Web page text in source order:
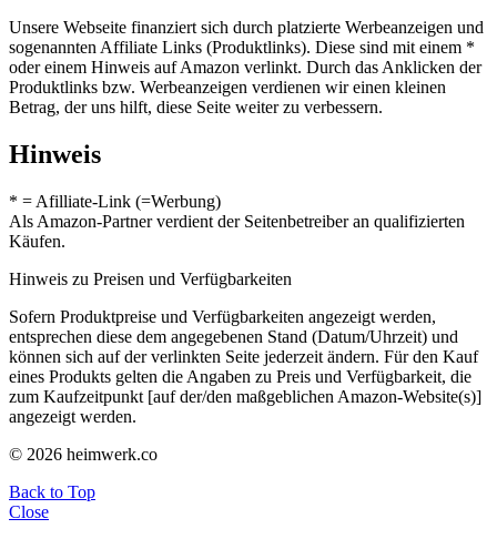
Unsere Webseite finanziert sich durch platzierte Werbeanzeigen und
sogenannten Affiliate Links (Produktlinks). Diese sind mit einem *
oder einem Hinweis auf Amazon verlinkt. Durch das Anklicken der
Produktlinks bzw. Werbeanzeigen verdienen wir einen kleinen
Betrag, der uns hilft, diese Seite weiter zu verbessern.
Hinweis
* = Afilliate-Link (=Werbung)
Als Amazon-Partner verdient der Seitenbetreiber an qualifizierten
Käufen.
Hinweis zu Preisen und Verfügbarkeiten
Sofern Produktpreise und Verfügbarkeiten angezeigt werden,
entsprechen diese dem angegebenen Stand (Datum/Uhrzeit) und
können sich auf der verlinkten Seite jederzeit ändern. Für den Kauf
eines Produkts gelten die Angaben zu Preis und Verfügbarkeit, die
zum Kaufzeitpunkt [auf der/den maßgeblichen Amazon-Website(s)]
angezeigt werden.
© 2026 heimwerk.co
Back to Top
Close